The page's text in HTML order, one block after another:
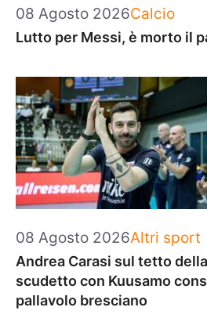
08 Agosto 2026Categorie
Calcio
Lutto per Messi, è morto il
08 Agosto 2026Categorie
Altri sport
Andrea Carasi sul tetto
scudetto con Kuusamo
pallavolo bresciano